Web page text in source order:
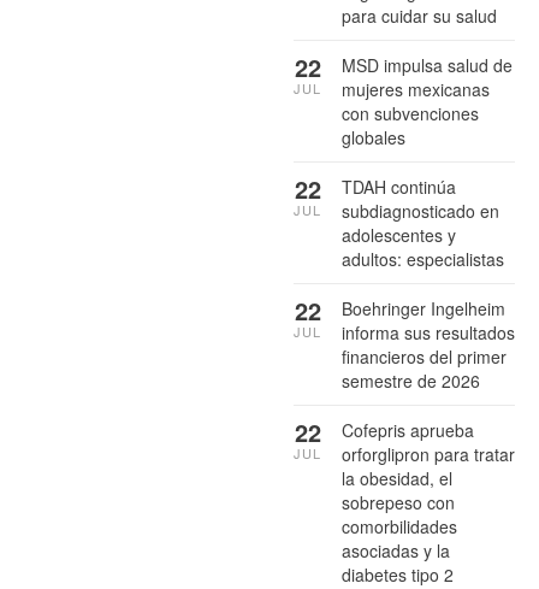
para cuidar su salud
MSD impulsa salud de
mujeres mexicanas
con subvenciones
globales
22
JUL
TDAH continúa
subdiagnosticado en
adolescentes y
adultos: especialistas
22
JUL
Boehringer Ingelheim
informa sus resultados
financieros del primer
semestre de 2026
22
JUL
Cofepris aprueba
orforglipron para tratar
la obesidad, el
sobrepeso con
comorbilidades
asociadas y la
diabetes tipo 2
22
JUL